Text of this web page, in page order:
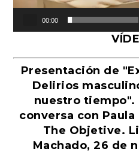
00:00
Presentación de
Delirios
nuestro tiempo".
conversa con
The Objetive.
Machado, 26 de